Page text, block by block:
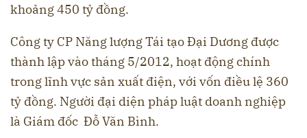
khoảng 450 tỷ đồng.
Công ty CP Năng lượng Tái tạo Đại Dương được
thành lập vào tháng 5/2012, hoạt động chính
trong lĩnh vực sản xuất điện, với vốn điều lệ 360
tỷ đồng. Người đại diện pháp luật doanh nghiệp
là Giám đốc Đỗ Văn Bình.